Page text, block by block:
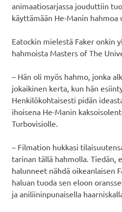
animaatiosarjassa jouduttiin
käyttämään He-Manin hahmoa
Eatockin mielestä Faker onkin
hahmoista Masters of The
– Hän oli myös hahmo, jonka
jokaikinen kerta, kun hän
Henkilökohtaisesti pidän
ihoisena He-Manin
Turbovisiolle.
– Filmation hukkasi
tarinan tällä hahmolla. Tiedän,
halunneet nähdä oikeanlaisen
haluan tuoda sen eloon
ja aniliininpunaisella